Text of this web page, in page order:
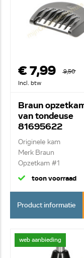
€ 7,99
9,50
Incl. btw
Braun
van tondeuse
81695622
Originele kam
Merk Braun
Opzetkam #1
toon voorraad
Product informatie
web aanbieding